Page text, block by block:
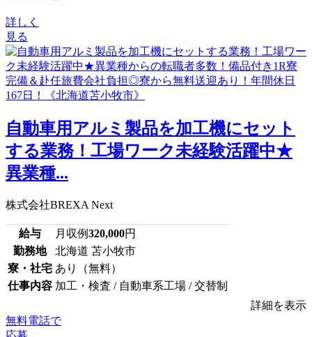
詳しく
見る
自動車用アルミ製品を加工機にセット
する業務！工場ワーク未経験活躍中★
異業種...
株式会社BREXA Next
給与 月収例320,000円
勤務地
北海道 苫小牧市
寮・社宅 あり（無料）
仕事内容 加工・検査 / 自動車系工場 / 交替制
詳細を表示
無料電話で